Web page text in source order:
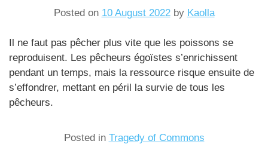
Posted on 10 August 2022by Kaolla
Il ne faut pas pêcher plus vite que les poissons se
reproduisent. Les pêcheurs égoïstes s’enrichissent
pendant un temps, mais la ressource risque ensuite de
s’effondrer, mettant en péril la survie de tous les
pêcheurs.
Posted in Tragedy of Commons